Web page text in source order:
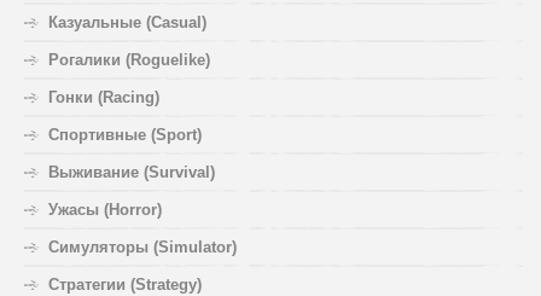
Казуальные (Casual)
Рогалики (Roguelike)
Гонки (Racing)
Спортивные (Sport)
Выживание (Survival)
Ужасы (Horror)
Симуляторы (Simulator)
Стратегии (Strategy)